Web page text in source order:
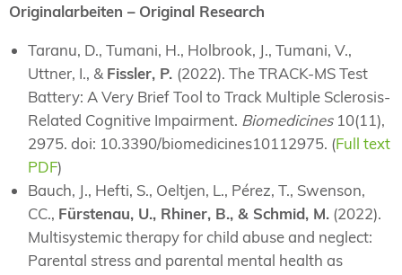
Originalarbeiten – Original Research
Taranu, D., Tumani, H., Holbrook, J., Tumani, V.,
Uttner, I., & Fissler, P. (2022). The TRACK-MS Test
Battery: A Very Brief Tool to Track Multiple Sclerosis-
Related Cognitive Impairment. Biomedicines 10(11),
2975. doi: 10.3390/biomedicines10112975. (Full text
PDF)
Bauch, J., Hefti, S., Oeltjen, L., Pérez, T., Swenson,
CC., Fürstenau, U., Rhiner, B., & Schmid, M. (2022).
Multisystemic therapy for child abuse and neglect:
Parental stress and parental mental health as